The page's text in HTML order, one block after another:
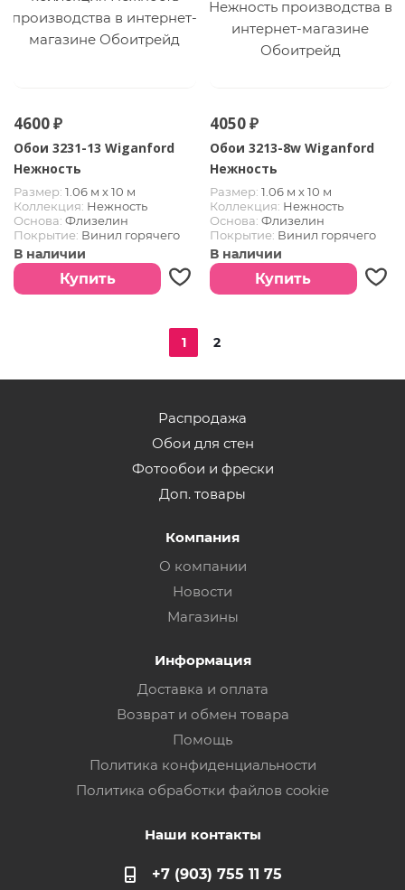
4600 ₽
Обои 3231-13 Wiganford
Нежность
Размер: 1.06 м х 10 м
Коллекция: Нежность
Основа: Флизелин
Покрытие: Винил горячего
тиснения
В наличии
Купить
4050 ₽
Обои 3213-8w Wiganford
Нежность
Размер: 1.06 м х 10 м
Коллекция: Нежность
Основа: Флизелин
Покрытие: Винил горячего
тиснения
В наличии
Купить
1 2
Распродажа
Обои для стен
Фотообои и фрески
Доп. товары
Компания
О компании
Новости
Магазины
Информация
Доставка и оплата
Возврат и обмен товара
Помощь
Политика конфиденциальности
Политика обработки файлов cookie
Наши контакты
+7 (903) 755 11 75